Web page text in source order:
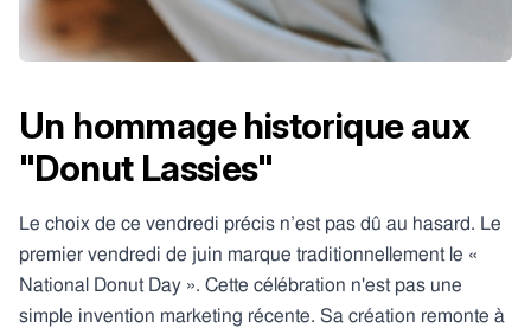
Un hommage historique aux
"Donut Lassies"
Le choix de ce vendredi précis n’est pas dû au hasard. Le
premier vendredi de juin marque traditionnellement le «
National Donut Day ». Cette célébration n'est pas une
simple invention marketing récente. Sa création remonte à